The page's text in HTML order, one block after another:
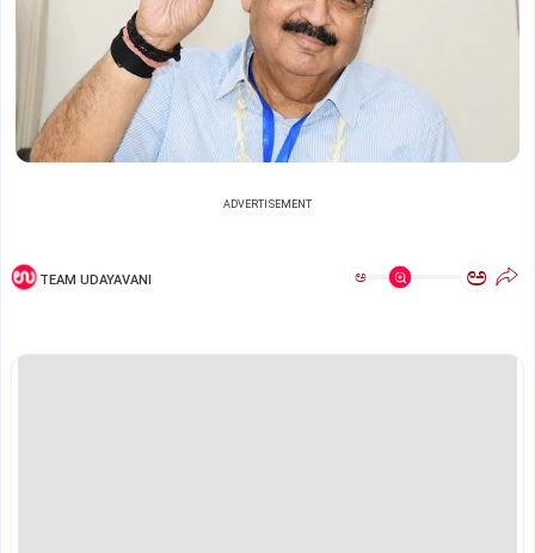
ADVERTISEMENT
TEAM UDAYAVANI ಅ ಅ